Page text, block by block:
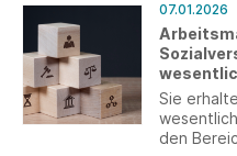
dazu
Justiz und
den
07.01.2026
Sie
den